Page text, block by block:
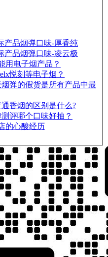
产品烟弹口味-厚香纯
产品烟弹口味-凌云极
用电子烟产品？
悦刻等电子烟？
弹的假货是所有产品中最
香烟的区别是什么?
评哪个口味好抽？
的心酸经历